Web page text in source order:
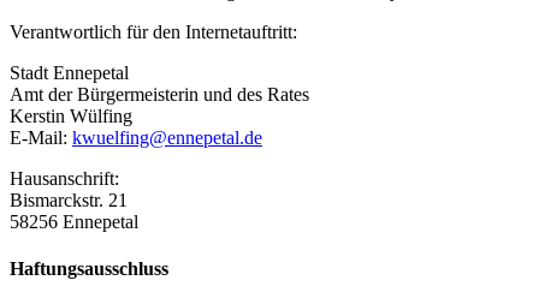
Verantwortlich für den Internetauftritt:
Stadt Ennepetal
Amt der Bürgermeisterin und des Rates
Kerstin Wülfing
E-Mail: kwuelfing@ennepetal.de
Hausanschrift:
Bismarckstr. 21
58256 Ennepetal
Haftungsausschluss